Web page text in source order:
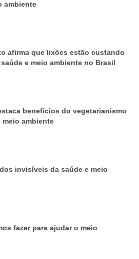
ambiente
afirma que lixões estão custando
e meio ambiente no Brasil
benefícios do vegetarianismo
meio ambiente
invisíveis da saúde e meio
fazer para ajudar o meio